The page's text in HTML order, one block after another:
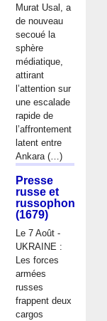
Murat Usal, a
de nouveau
secoué la
sphère
médiatique,
attirant
l’attention sur
une escalade
rapide de
l’affrontement
latent entre
Ankara (…)
Presse
russe et
russophone
(1679)
Le 7 Août -
UKRAINE :
Les forces
armées
russes
frappent deux
cargos